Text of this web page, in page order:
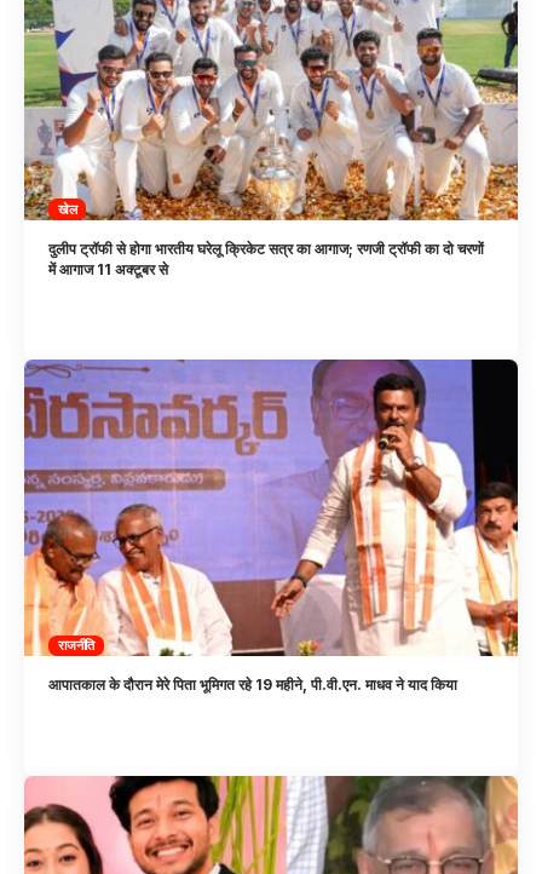
खेल
दुलीप ट्रॉफी से होगा भारतीय घरेलू क्रिकेट सत्र का आगाज; रणजी ट्रॉफी का दो चरणों
में आगाज 11 अक्टूबर से
राजनीति
आपातकाल के दौरान मेरे पिता भूमिगत रहे 19 महीने, पी.वी.एन. माधव ने याद किया